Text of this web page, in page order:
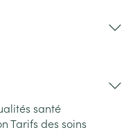
santé
Tarifs des soins